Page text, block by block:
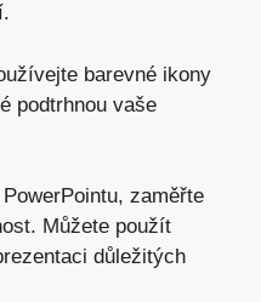
barevné ikony⁣
⁢podtrhnou vaše
zaměřte
Můžete použít
‌důležitých